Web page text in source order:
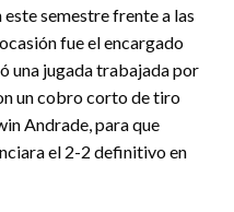
semestre frente a las
fue el encargado
una jugada trabajada por
un cobro corto de tiro
Andrade, para que
el 2-2 definitivo en